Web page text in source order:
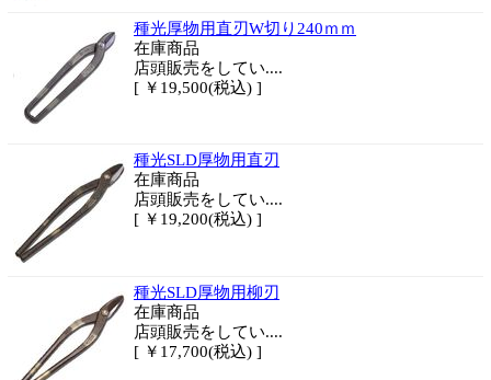
種光厚物用直刃W切り240ｍｍ
在庫商品
店頭販売をしてい....
[ ￥19,500(税込) ]
種光SLD厚物用直刃
在庫商品
店頭販売をしてい....
[ ￥19,200(税込) ]
種光SLD厚物用柳刃
在庫商品
店頭販売をしてい....
[ ￥17,700(税込) ]